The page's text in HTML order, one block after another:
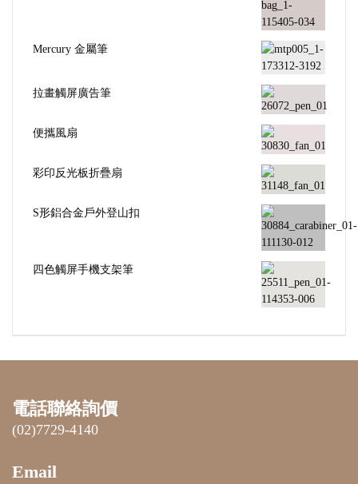
Mercury 金屬筆
拉畫觸屏廣告筆
便攜風扇
彩印反光板折疊扇
S形鋁合金戶外登山扣
四色觸屏手機支架筆
電話聯絡詢價
(02)7729-4140
Email